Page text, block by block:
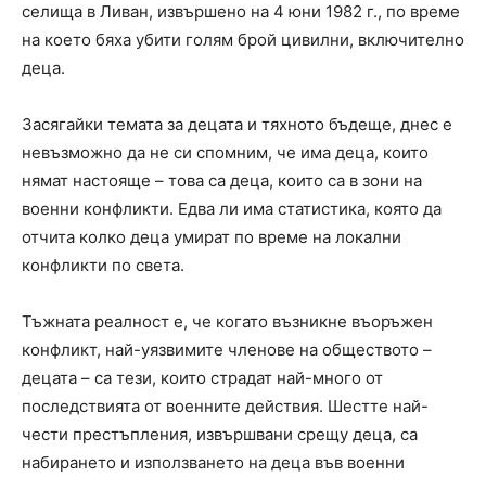
селища в Ливан, извършено на 4 юни 1982 г., по време
на което бяха убити голям брой цивилни, включително
деца.
Засягайки темата за децата и тяхното бъдеще, днес е
невъзможно да не си спомним, че има деца, които
нямат настояще – това са деца, които са в зони на
военни конфликти. Едва ли има статистика, която да
отчита колко деца умират по време на локални
конфликти по света.
Тъжната реалност е, че когато възникне въоръжен
конфликт, най-уязвимите членове на обществото –
децата – са тези, които страдат най-много от
последствията от военните действия. Шестте най-
чести престъпления, извършвани срещу деца, са
набирането и използването на деца във военни